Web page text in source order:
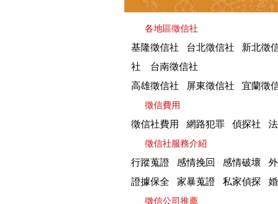
各地區徵信社
基隆徵信社
台北徵信社 新北徵
社
台南徵信社
高雄徵信社
屏東徵信社 宜蘭徵
徵信費用
徵信社費用
網路犯罪 偵探社
徵信社服務介紹
行蹤蒐證
感情挽回 感情破壞
證據保全
家暴蒐證 私家偵探
徵信公司推薦